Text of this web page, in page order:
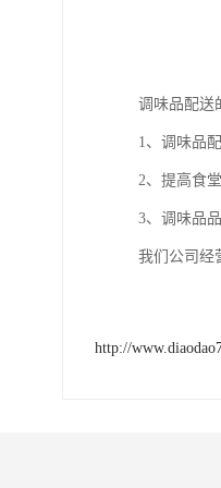
调味品配送
1、调味品
2、提高食
3、调味品
我们公司经
http://